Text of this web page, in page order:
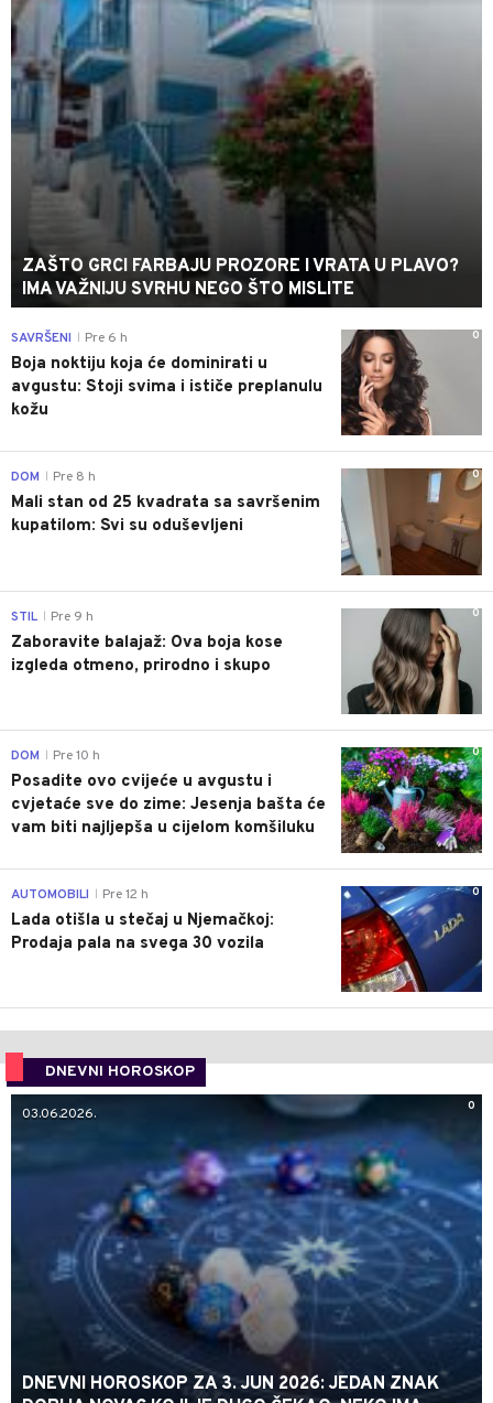
ZAŠTO GRCI FARBAJU PROZORE I VRATA U PLAVO?
IMA VAŽNIJU SVRHU NEGO ŠTO MISLITE
0
SAVRŠENI Pre 6 h
Boja noktiju koja će dominirati u
avgustu: Stoji svima i ističe preplanulu
kožu
0
DOM Pre 8 h
Mali stan od 25 kvadrata sa savršenim
kupatilom: Svi su oduševljeni
0
STIL Pre 9 h
Zaboravite balajaž: Ova boja kose
izgleda otmeno, prirodno i skupo
0
DOM Pre 10 h
Posadite ovo cvijeće u avgustu i
cvjetaće sve do zime: Jesenja bašta će
vam biti najljepša u cijelom komšiluku
0
AUTOMOBILI Pre 12 h
Lada otišla u stečaj u Njemačkoj:
Prodaja pala na svega 30 vozila
DNEVNI HOROSKOP
0
03.06.2026.
DNEVNI HOROSKOP ZA 3. JUN 2026: JEDAN ZNAK